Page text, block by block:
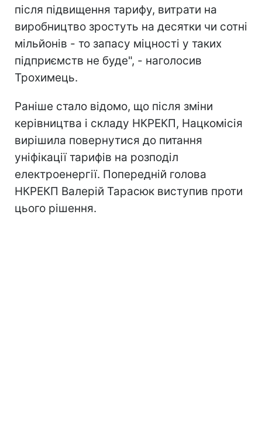
після підвищення тарифу, витрати на
виробництво зростуть на десятки чи сотні
мільйонів - то запасу міцності у таких
підприємств не буде", - наголосив
Трохимець.
Раніше стало відомо, що після зміни
керівництва і складу НКРЕКП, Нацкомісія
вирішила повернутися до питання
уніфікації тарифів на розподіл
електроенергії. Попередній голова
НКРЕКП Валерій Тарасюк виступив проти
цього рішення.